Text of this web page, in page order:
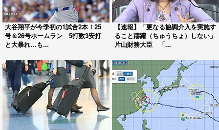
大谷翔平が今季初の1試合2本！25
号＆26号ホームラン 5打数3安打
と大暴れ…も...
【速報】「更なる協調介入を実施す
ること躊躇（ちゅうちょ）しない」
片山財務大臣 「...